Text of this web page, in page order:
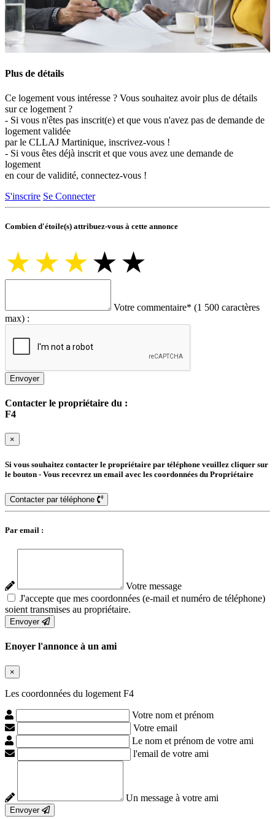
Plus de détails
Ce logement vous intéresse ? Vous souhaitez avoir plus de détails
sur ce logement ?
- Si vous n'êtes pas inscrit(e) et que vous n'avez pas de demande de
logement validée
par le CLLAJ Martinique, inscrivez-vous !
- Si vous êtes déjà inscrit et que vous avez une demande de
logement
en cour de validité, connectez-vous !
S'inscrire Se Connecter
Combien d'étoile(s) attribuez-vous à cette annonce
★★★★★
Votre commentaire* (1 500 caractères
max) :
Envoyer
Contacter le propriétaire du :
F4
×
Si vous souhaitez contacter le propriétaire par téléphone veuillez cliquer sur
le bouton - Vous recevrez un email avec les coordonnées du Propriétaire
Contacter par téléphone
Par email :
Votre message
J'accepte que mes coordonnées (e-mail et numéro de téléphone)
soient transmises au propriétaire.
Envoyer
Enoyer l'annonce à un ami
×
Les coordonnées du logement F4
Votre nom et prénom
Votre email
Le nom et prénom de votre ami
l'email de votre ami
Un message à votre ami
Envoyer